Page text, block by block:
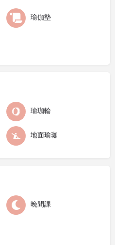
瑜伽墊
瑜珈輪
地面瑜珈
晚間課